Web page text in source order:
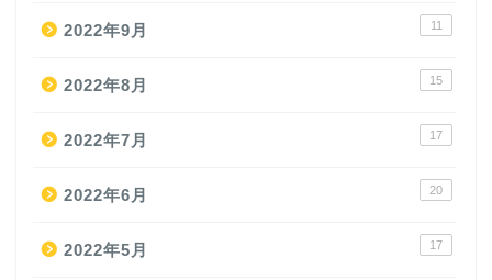
2022年9月 11
2022年8月 15
2022年7月 17
2022年6月 20
2022年5月 17